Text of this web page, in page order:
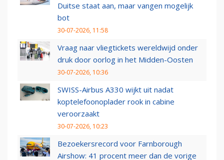
Duitse staat aan, maar vangen mogelijk
bot
30-07-2026, 11:58
Vraag naar vliegtickets wereldwijd onder
druk door oorlog in het Midden-Oosten
30-07-2026, 10:36
SWISS-Airbus A330 wijkt uit nadat
koptelefoonoplader rook in cabine
veroorzaakt
30-07-2026, 10:23
Bezoekersrecord voor Farnborough
Airshow: 41 procent meer dan de vorige